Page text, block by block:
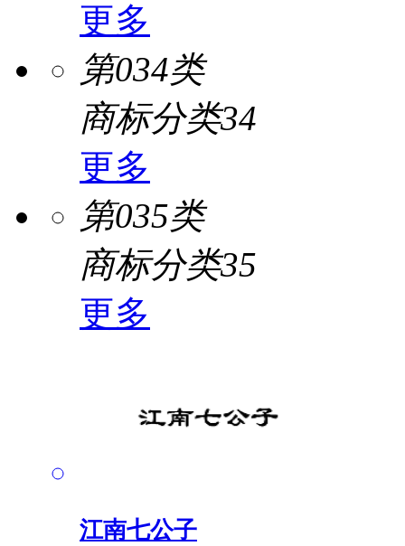
更多
第034类
商标分类34
更多
第035类
商标分类35
更多
江南七公子